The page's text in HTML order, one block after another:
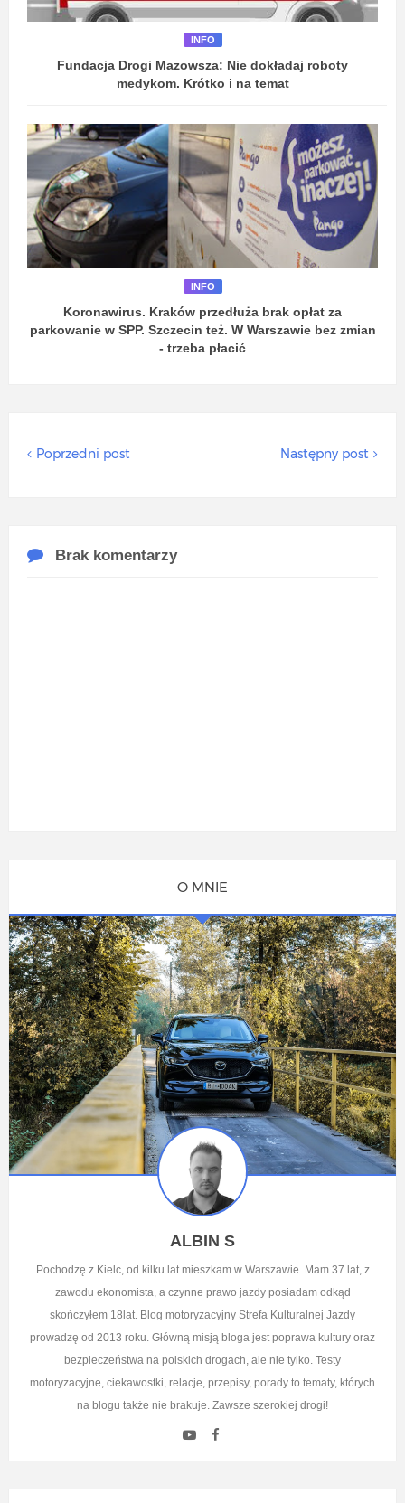
INFO
Fundacja Drogi Mazowsza: Nie dokładaj roboty
medykom. Krótko i na temat
INFO
Koronawirus. Kraków przedłuża brak opłat za
parkowanie w SPP. Szczecin też. W Warszawie bez zmian
- trzeba płacić
Następny post
Poprzedni post
Brak komentarzy
O MNIE
ALBIN S
Pochodzę z Kielc, od kilku lat mieszkam w Warszawie. Mam 37 lat, z
zawodu ekonomista, a czynne prawo jazdy posiadam odkąd
skończyłem 18lat. Blog motoryzacyjny Strefa Kulturalnej Jazdy
prowadzę od 2013 roku. Główną misją bloga jest poprawa kultury oraz
bezpieczeństwa na polskich drogach, ale nie tylko. Testy
motoryzacyjne, ciekawostki, relacje, przepisy, porady to tematy, których
na blogu także nie brakuje. Zawsze szerokiej drogi!